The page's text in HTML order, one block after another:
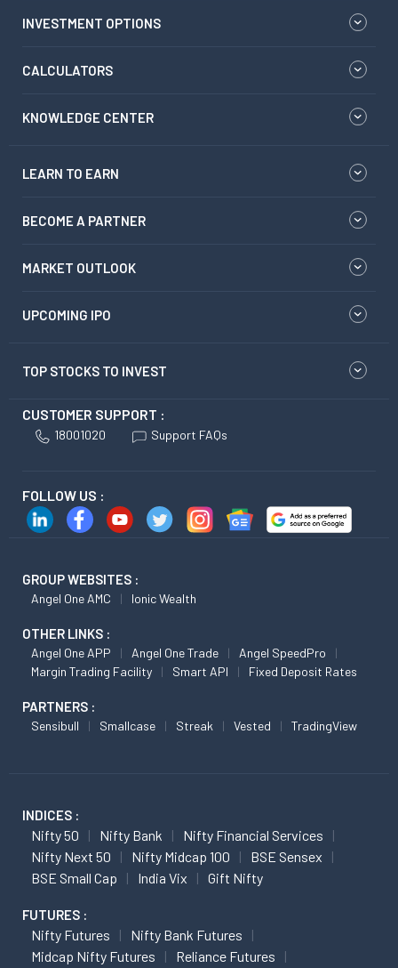
INVESTMENT OPTIONS
CALCULATORS
KNOWLEDGE CENTER
LEARN TO EARN
BECOME A PARTNER
MARKET OUTLOOK
UPCOMING IPO
TOP STOCKS TO INVEST
CUSTOMER SUPPORT :
18001020 Support FAQs
FOLLOW US :
GROUP WEBSITES :
Angel One AMC Ionic Wealth
OTHER LINKS :
Angel One APP Angel One Trade
Angel SpeedPro
Margin Trading Facility
Smart API Fixed Deposit Rates
PARTNERS :
Sensibull Smallcase Streak Vested TradingView
INDICES :
Nifty 50 Nifty Bank
Nifty Financial Services
Nifty Next 50
Nifty Midcap 100
BSE Sensex
BSE Small Cap
India Vix Gift Nifty
FUTURES :
Nifty Futures
Nifty Bank Futures
Midcap Nifty Futures
Reliance Futures